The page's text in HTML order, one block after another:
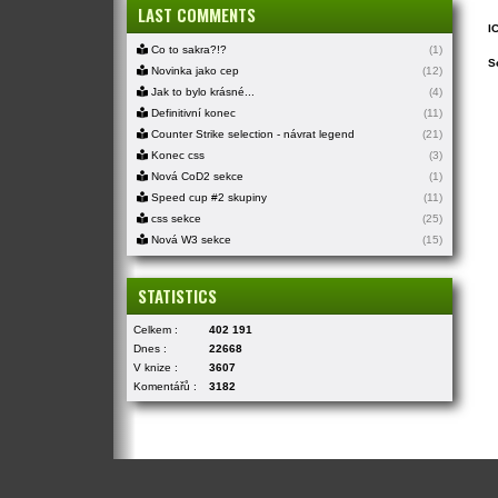
LAST COMMENTS
Co to sakra?!?
(1)
Novinka jako cep
(12)
Jak to bylo krásné...
(4)
Definitivní konec
(11)
Counter Strike selection - návrat legend
(21)
Konec css
(3)
Nová CoD2 sekce
(1)
Speed cup #2 skupiny
(11)
css sekce
(25)
Nová W3 sekce
(15)
STATISTICS
Celkem :
402 191
Dnes :
22668
V knize :
3607
Komentářů :
3182